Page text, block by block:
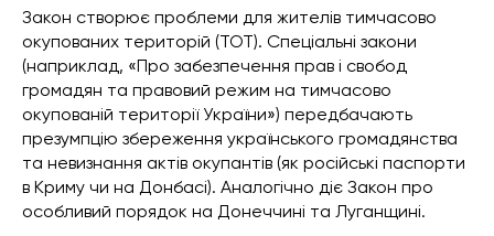
Закон створює проблеми для жителів тимчасово
окупованих територій (ТОТ). Спеціальні закони
(наприклад, «Про забезпечення прав і свобод
громадян та правовий режим на тимчасово
окупованій території України») передбачають
презумпцію збереження українського громадянства
та невизнання актів окупантів (як російські паспорти
в Криму чи на Донбасі). Аналогічно діє Закон про
особливий порядок на Донеччині та Луганщині.